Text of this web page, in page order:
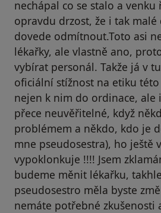
nechápal co se stalo a venku
opravdu drzost, že i tak
dovede odmítnout.Toto asi
lékařky, ale vlastně ano,
vybírat personál. Takže já v
oficiální stížnost na etiku
nejen k nim do ordinace, ale
přece neuvěřitelné, když
problémem a někdo, kdo je
mne pseudosestra), ho ještě
vypoklonkuje !!!! Jsem
budeme měnit lékařku,
pseudosestro měla byste
nemáte potřebné zkušenosti